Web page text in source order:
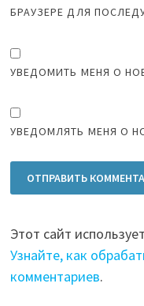
БРАУЗЕРЕ ДЛЯ
УВЕДОМИТЬ МЕНЯ О
УВЕДОМЛЯТЬ МЕНЯ О
Этот сайт
Узнайте, как
комментариев.